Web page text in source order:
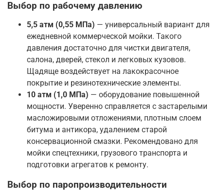
Выбор по рабочему давлению
5,5 атм (0,55 МПа) — универсальный вариант для
ежедневной коммерческой мойки. Такого
давления достаточно для чистки двигателя,
салона, дверей, стекол и легковых кузовов.
Щадяще воздействует на лакокрасочное
покрытие и резинотехнические элементы.
10 атм (1,0 МПа) — оборудование повышенной
мощности. Уверенно справляется с застарелыми
масложировыми отложениями, плотным слоем
битума и антикора, удалением старой
консервационной смазки. Рекомендовано для
мойки спецтехники, грузового транспорта и
подготовки агрегатов к ремонту.
Выбор по паропроизводительности